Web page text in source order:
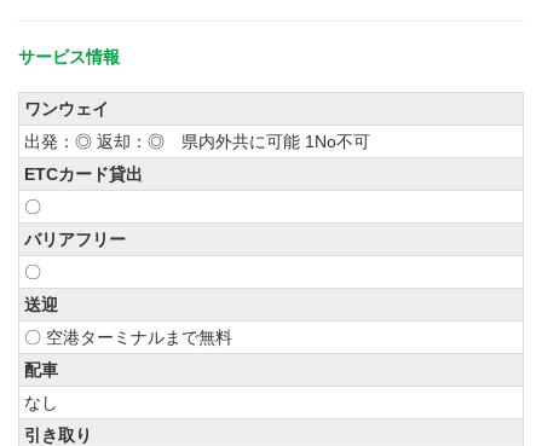
サービス情報
ワンウェイ
出発：◎ 返却：◎ 県内外共に可能 1No不可
ETCカード貸出
〇
バリアフリー
〇
送迎
〇 空港ターミナルまで無料
配車
なし
引き取り